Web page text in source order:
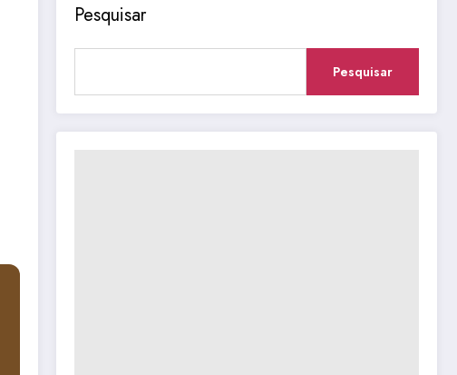
Pesquisar
Pesquisar